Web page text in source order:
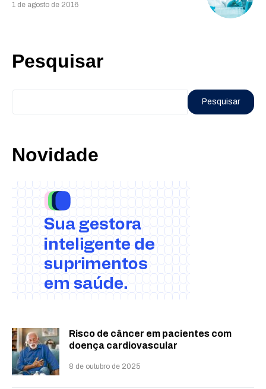
1 de agosto de 2016
Pesquisar
Pesquisar
Novidade
Risco de câncer em pacientes com
doença cardiovascular
8 de outubro de 2025